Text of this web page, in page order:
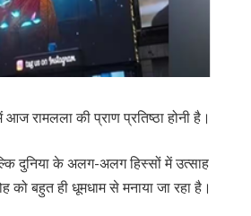
आज रामलला की प्राण प्रतिष्ठा होनी है।
दुनिया के अलग-अलग हिस्सों में उत्साह
बहुत ही धूमधाम से मनाया जा रहा है।